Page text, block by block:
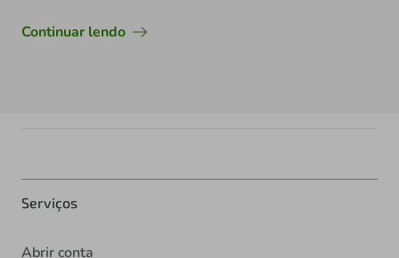
Continuar lendo
Serviços
Abrir conta